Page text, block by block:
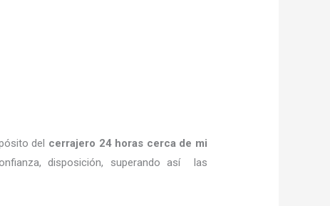
del cerrajero 24 horas cerca de mi
disposición, superando así las